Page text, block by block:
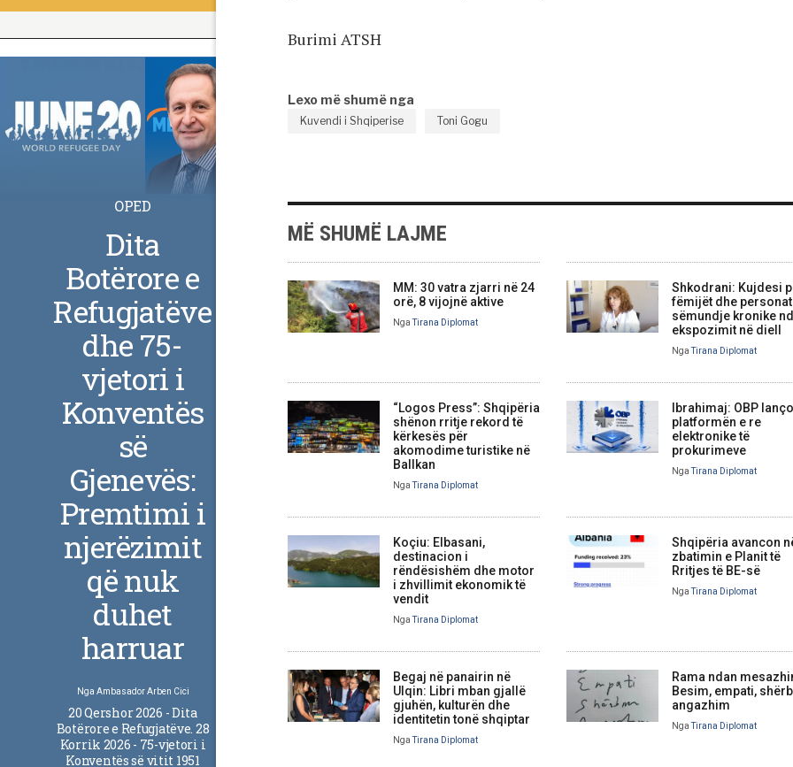
Burimi ATSH
Lexo më shumë nga
Kuvendi i Shqiperise Toni Gogu
MË SHUMË LAJME
MM: 30 vatra zjarri në 24
orë, 8 vijojnë aktive
Nga Tirana Diplomat
Shkodrani: Kujdesi
fëmijët dhe
sëmundje kronike
ekspozimit në diell
Nga Tirana Diplomat
“Logos Press”: Shqipëria
shënon rritje rekord të
kërkesës për
akomodime turistike në
Ballkan
Nga Tirana Diplomat
Ibrahimaj: OBP
platformën e re
elektronike të
prokurimeve
Nga Tirana Diplomat
Koçiu: Elbasani,
destinacion i
rëndësishëm dhe motor
i zhvillimit ekonomik të
vendit
Nga Tirana Diplomat
Shqipëria avancon
zbatimin e Planit të
Rritjes të BE-së
Nga Tirana Diplomat
Begaj në panairin në
Ulqin: Libri mban gjallë
gjuhën, kulturën dhe
identitetin tonë shqiptar
Nga Tirana Diplomat
Rama ndan
Besim, empati,
angazhim
Nga Tirana Diplomat
OPED
Dita
Botërore e
Refugjatëve
dhe 75-
vjetori i
Konventës
së
Gjenevës:
Premtimi i
njerëzimit
që nuk
duhet
harruar
Nga Ambasador Arben Cici
20 Qershor 2026 - Dita
Botërore e Refugjatëve. 28
Korrik 2026 - 75-vjetori i
Konventës së vitit 1951